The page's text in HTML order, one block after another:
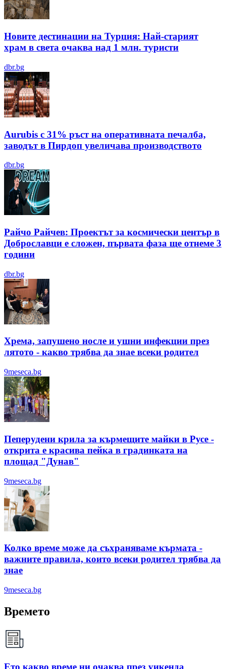
Новите дестинации на Турция: Най-старият
храм в света очаква над 1 млн. туристи
dbr.bg
Aurubis с 31% ръст на оперативната печалба,
заводът в Пирдоп увеличава производството
dbr.bg
Райчо Райчев: Проектът за космически център в
Доброславци е сложен, първата фаза ще отнеме 3
години
dbr.bg
Хрема, запушено носле и ушни инфекции през
лятотo - какво трябва да знае всеки родител
9meseca.bg
Пеперудени крила за кърмещите майки в Русе -
открита е красива пейка в градинката на
площад "Дунав"
9meseca.bg
Колко време може да съхраняваме кърмата -
важните правила, които всеки родител трябва да
знае
9meseca.bg
Времето
Ето какво време ни очаква през уикенда